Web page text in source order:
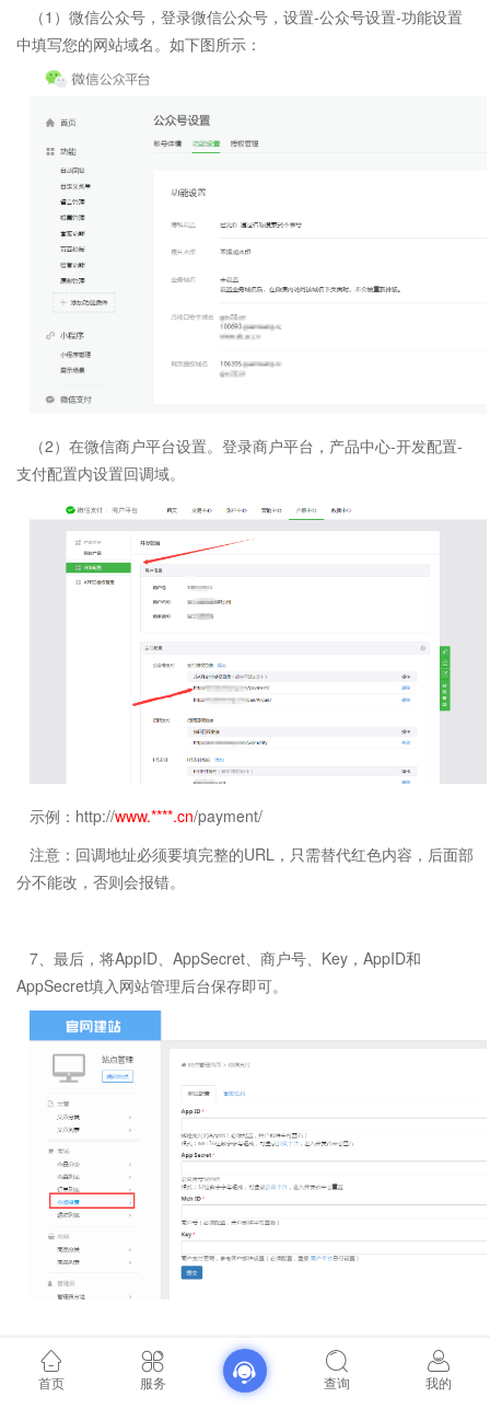
（1）微信公众号，登录微信公众号，设置-公众号设置-功能设置
中填写您的网站域名。如下图所示：
（2）在微信商户平台设置。登录商户平台，产品中心-开发配置-
支付配置内设置回调域。
示例：http://www.****.cn/payment/
注意：回调地址必须要填完整的URL，只需替代红色内容，后面部
分不能改，否则会报错。
7、最后，将AppID、AppSecret、商户号、Key，AppID和
AppSecret填入网站管理后台保存即可。
首页 服务 查询 我的